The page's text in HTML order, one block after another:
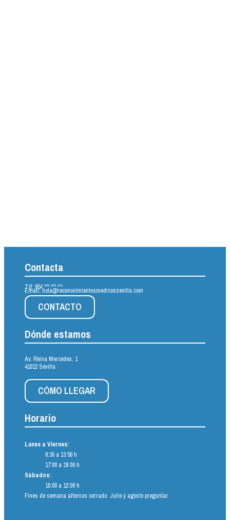
Contacta
Tlf: 954 62 93 61
Email:hola@reconocimientosmedicossevilla.com
CONTACTO
Dónde estamos
Av. Reina Mercedes, 1
41012 Sevilla
CÓMO LLEGAR
Horario
Lunes a Viernes:
8:30 a 13:50 h
17:00 a 19:00 h
Sábados:
10:00 a 12:00 h
Fines de semana alternos cerrado. Julio y agosto preguntar.